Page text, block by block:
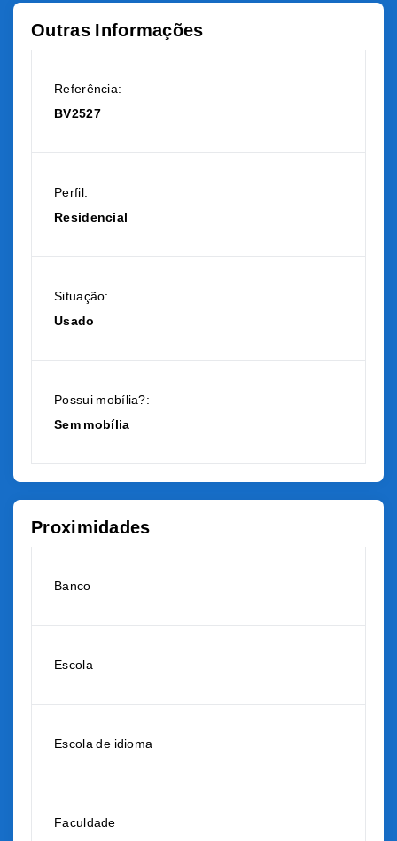
Outras Informações
Referência:
BV2527
Perfil:
Residencial
Situação:
Usado
Possui mobília?:
Sem mobília
Proximidades
Banco
Escola
Escola de idioma
Faculdade